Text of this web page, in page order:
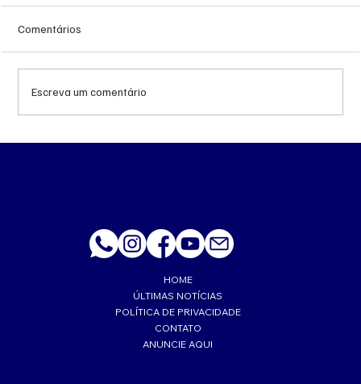
Comentários
Escreva um comentário
HOME
ÚLTIMAS NOTÍCIAS
POLÍTICA DE PRIVACIDADE
CONTATO
ANUNCIE AQUI